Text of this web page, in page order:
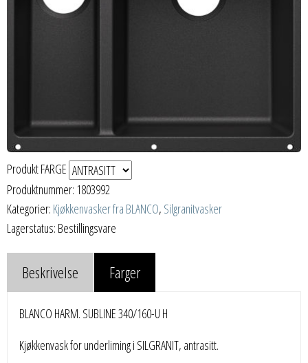
Produkt FARGE
Produktnummer: 1803992
Kategorier: Kjøkkenvasker fra BLANCO, Silgranitvasker
Lagerstatus: Bestillingsvare
Beskrivelse Farger
BLANCO HARM. SUBLINE 340/160-U H
Kjøkkenvask for underliming i SILGRANIT, antrasitt.